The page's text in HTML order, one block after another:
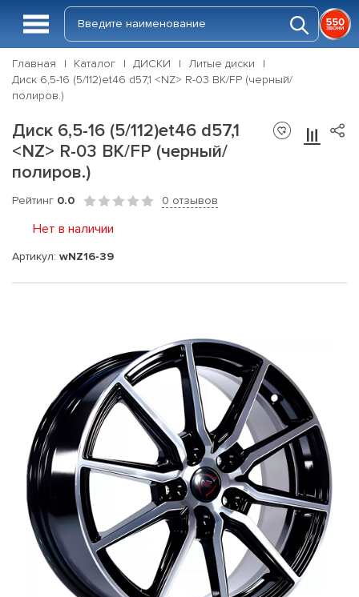
Главная Каталог ДИСКИ
Литые диски
Диск 6,5-16 (5/112)et46 d57,1 <NZ> R-03 BK/FP (черный/
полиров.)
Диск 6,5-16 (5/112)et46 d57,1
<NZ> R-03 BK/FP (черный/
полиров.)
Рейтинг 0.0 0 отзывов
Нет в наличии
Артикул: wNZ16-39